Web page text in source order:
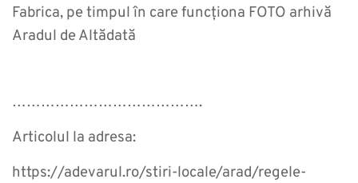
Fabrica, pe timpul în care funcționa FOTO arhivă
Aradul de Altădată
………………………………….
Articolul la adresa:
https://adevarul.ro/stiri-locale/arad/regele-